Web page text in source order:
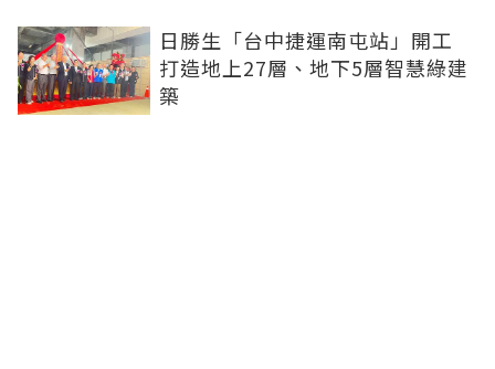
日勝生「台中捷運南屯站」開工
打造地上27層、地下5層智慧綠建
築